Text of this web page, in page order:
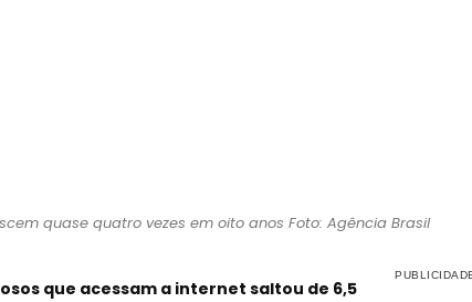
quase quatro vezes em oito anos Foto: Agência Brasil
que acessam a internet saltou de 6,5